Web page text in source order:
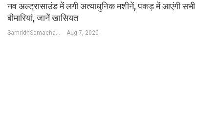
नव अल्ट्रासाउंड में लगी अत्याधुनिक मशीनें, पकड़ में आएंगी सभी
बीमारियां, जानें खासियत
Aug 7, 2020